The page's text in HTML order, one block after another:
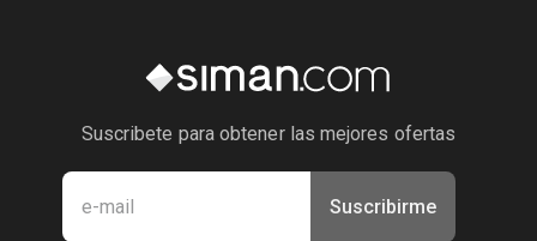
Suscribete para obtener las mejores ofertas
Suscribirme